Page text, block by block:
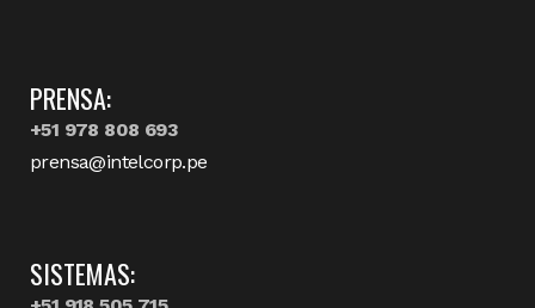
PRENSA:
+51 978 808 693
prensa@intelcorp.pe
SISTEMAS: